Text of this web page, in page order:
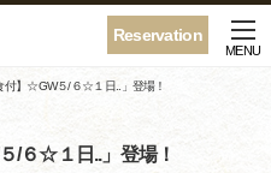
Reservation
MENU
付】☆GW５/６☆１日..」登場！
/６☆１日..」登場！